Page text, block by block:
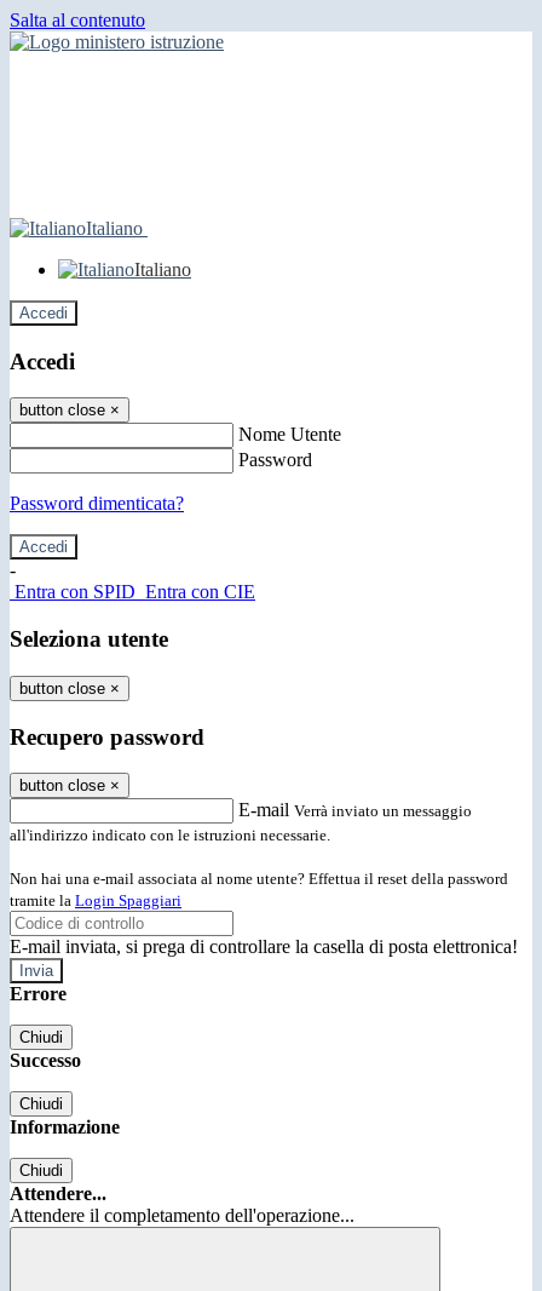
Salta al contenuto
Italiano
Italiano
Accedi
Accedi
button close ×
Nome Utente
Password
Password dimenticata?
-
Entra con SPID Entra con CIE
Seleziona utente
button close ×
Recupero password
button close ×
E-mail Verrà inviato un messaggio
all'indirizzo indicato con le istruzioni necessarie.
Non hai una e-mail associata al nome utente? Effettua il reset della password
tramite la Login Spaggiari
E-mail inviata, si prega di controllare la casella di posta elettronica!
Errore
Chiudi
Successo
Chiudi
Informazione
Chiudi
Attendere...
Attendere il completamento dell'operazione...